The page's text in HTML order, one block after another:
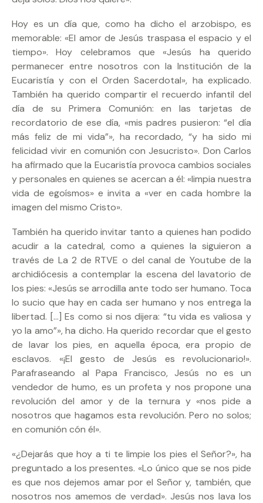
Hoy es un día que, como ha dicho el arzobispo, es
memorable: «El amor de Jesús traspasa el espacio y el
tiempo». Hoy celebramos que «Jesús ha querido
permanecer entre nosotros con la Institución de la
Eucaristía y con el Orden Sacerdotal», ha explicado.
También ha querido compartir el recuerdo infantil del
día de su Primera Comunión: en las tarjetas de
recordatorio de ese día, «mis padres pusieron: “el día
más feliz de mi vida”», ha recordado, “y ha sido mi
felicidad vivir en comunión con Jesucristo». Don Carlos
ha afirmado que la Eucaristía provoca cambios sociales
y personales en quienes se acercan a él: «limpia nuestra
vida de egoísmos» e invita a «ver en cada hombre la
imagen del mismo Cristo».
También ha querido invitar tanto a quienes han podido
acudir a la catedral, como a quienes la siguieron a
través de La 2 de RTVE o del canal de Youtube de la
archidiócesis a contemplar la escena del lavatorio de
los pies: «Jesús se arrodilla ante todo ser humano. Toca
lo sucio que hay en cada ser humano y nos entrega la
libertad. […] Es como si nos dijera: “tu vida es valiosa y
yo la amo”», ha dicho. Ha querido recordar que el gesto
de lavar los pies, en aquella época, era propio de
esclavos. «¡El gesto de Jesús es revolucionario!».
Parafraseando al Papa Francisco, Jesús no es un
vendedor de humo, es un profeta y nos propone una
revolución del amor y de la ternura y «nos pide a
nosotros que hagamos esta revolución. Pero no solos;
en comunión cón él».
«¿Dejarás que hoy a ti te limpie los pies el Señor?», ha
preguntado a los presentes. «Lo único que se nos pide
es que nos dejemos amar por el Señor y, también, que
nosotros nos amemos de verdad». Jesús nos lava los